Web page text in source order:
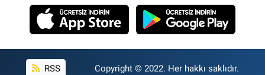
RSS Copyright © 2022. Her hakkı saklıdır.